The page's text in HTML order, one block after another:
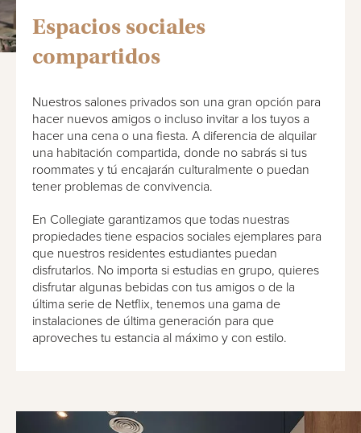
Espacios sociales
compartidos
Nuestros salones privados son una gran opción para
hacer nuevos amigos o incluso invitar a los tuyos a
hacer una cena o una fiesta. A diferencia de alquilar
una habitación compartida, donde no sabrás si tus
roommates y tú encajarán culturalmente o puedan
tener problemas de convivencia.
En Collegiate garantizamos que todas nuestras
propiedades tiene espacios sociales ejemplares para
que nuestros residentes estudiantes puedan
disfrutarlos. No importa si estudias en grupo, quieres
disfrutar algunas bebidas con tus amigos o de la
última serie de Netflix, tenemos una gama de
instalaciones de última generación para que
aproveches tu estancia al máximo y con estilo.